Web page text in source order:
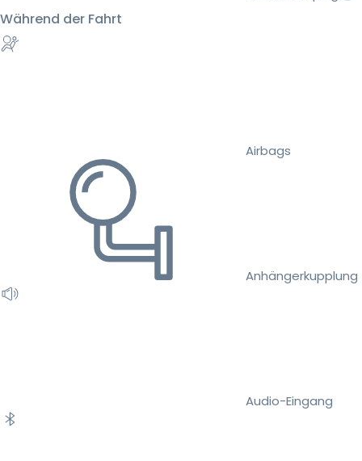
Während der Fahrt
Airbags
Anhängerkupplung
Audio-Eingang